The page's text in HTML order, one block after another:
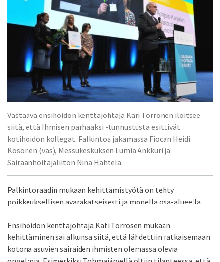
Vastaava ensihoidon kenttäjohtaja Kari Törrönen iloitsee
siitä, että Ihmisen parhaaksi -tunnustusta esittivät
kotihoidon kollegat. Palkintoa jakamassa Fiocan Heidi
Kosonen (vas), Messukeskuksen Lumia Ankkuri ja
Sairaanhoitajaliiton Nina Hahtela.
Palkintoraadin mukaan kehittämistyötä on tehty
poikkeuksellisen avarakatseisesti ja monella osa-alueella.
Ensihoidon kenttäjohtaja Kati Törrösen mukaan
kehittäminen sai alkunsa siitä, että lähdettiin ratkaisemaan
kotona asuvien sairaiden ihmisten olemassa olevia